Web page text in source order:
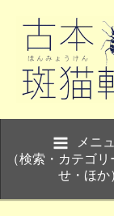
メニ
（検索・カテゴ
せ・ほか